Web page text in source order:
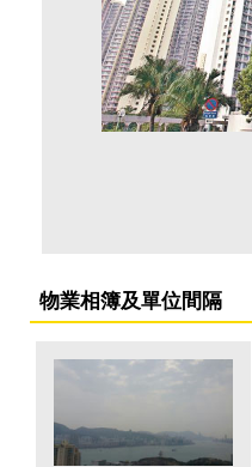
物業相簿及單位間隔